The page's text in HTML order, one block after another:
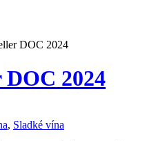
DOC 2024
2024
, Sladké vína